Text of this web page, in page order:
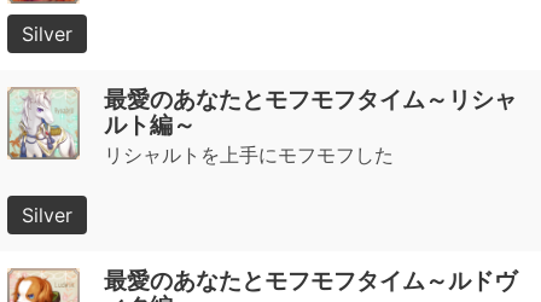
Silver
最愛のあなたとモフモフタイム～リシャ
ルト編～
リシャルトを上手にモフモフした
Silver
最愛のあなたとモフモフタイム～ルドヴ